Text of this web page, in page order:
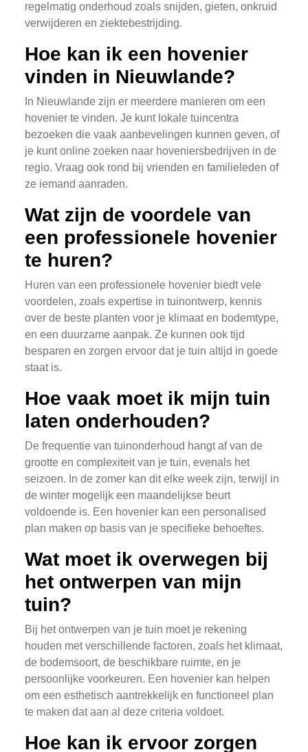
regelmatig onderhoud zoals snijden, gieten, onkruid
verwijderen en ziektebestrijding.
Hoe kan ik een hovenier
vinden in Nieuwlande?
In Nieuwlande zijn er meerdere manieren om een
hovenier te vinden. Je kunt lokale tuincentra
bezoeken die vaak aanbevelingen kunnen geven, of
je kunt online zoeken naar hoveniersbedrijven in de
regio. Vraag ook rond bij vrienden en familieleden of
ze iemand aanraden.
Wat zijn de voordele van
een professionele hovenier
te huren?
Huren van een professionele hovenier biedt vele
voordelen, zoals expertise in tuinontwerp, kennis
over de beste planten voor je klimaat en bodemtype,
en een duurzame aanpak. Ze kunnen ook tijd
besparen en zorgen ervoor dat je tuin altijd in goede
staat is.
Hoe vaak moet ik mijn tuin
laten onderhouden?
De frequentie van tuinonderhoud hangt af van de
grootte en complexiteit van je tuin, evenals het
seizoen. In de zomer kan dit elke week zijn, terwijl in
de winter mogelijk een maandelijkse beurt
voldoende is. Een hovenier kan een personalised
plan maken op basis van je specifieke behoeftes.
Wat moet ik overwegen bij
het ontwerpen van mijn
tuin?
Bij het ontwerpen van je tuin moet je rekening
houden met verschillende factoren, zoals het klimaat,
de bodemsoort, de beschikbare ruimte, en je
persoonlijke voorkeuren. Een hovenier kan helpen
om een esthetisch aantrekkelijk en functioneel plan
te maken dat aan al deze criteria voldoet.
Hoe kan ik ervoor zorgen